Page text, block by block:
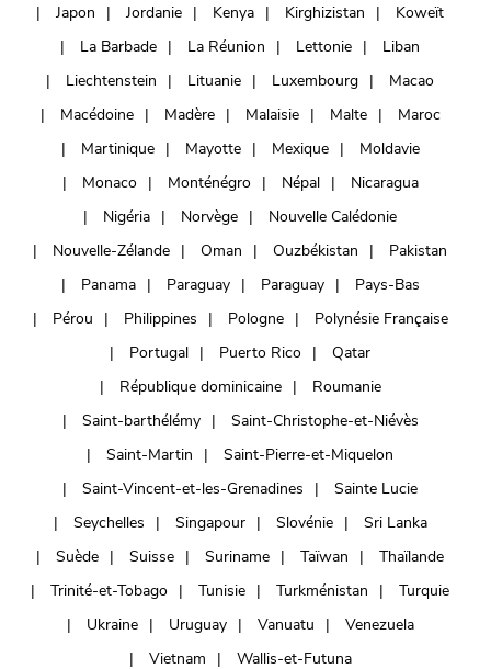
Japon
Jordanie Kenya Kirghizistan
Koweït
La Barbade
La Réunion Lettonie
Liban
Liechtenstein
Lituanie Luxembourg
Macao
Macédoine
Madère Malaisie Malte
Maroc
Martinique
Mayotte Mexique
Moldavie
Monaco
Monténégro Népal
Nicaragua
Nigéria
Norvège
Nouvelle Calédonie
Nouvelle-Zélande
Oman Ouzbékistan
Pakistan
Panama
Paraguay Paraguay
Pays-Bas
Pérou
Philippines Pologne
Polynésie Française
Portugal
Puerto Rico
Qatar
République dominicaine
Roumanie
Saint-barthélémy
Saint-Christophe-et-Niévès
Saint-Martin
Saint-Pierre-et-Miquelon
Saint-Vincent-et-les-Grenadines
Sainte Lucie
Seychelles
Singapour Slovénie
Sri Lanka
Suède
Suisse Suriname Taïwan
Thaïlande
Trinité-et-Tobago
Tunisie Turkménistan
Turquie
Ukraine
Uruguay Vanuatu
Venezuela
Vietnam
Wallis-et-Futuna